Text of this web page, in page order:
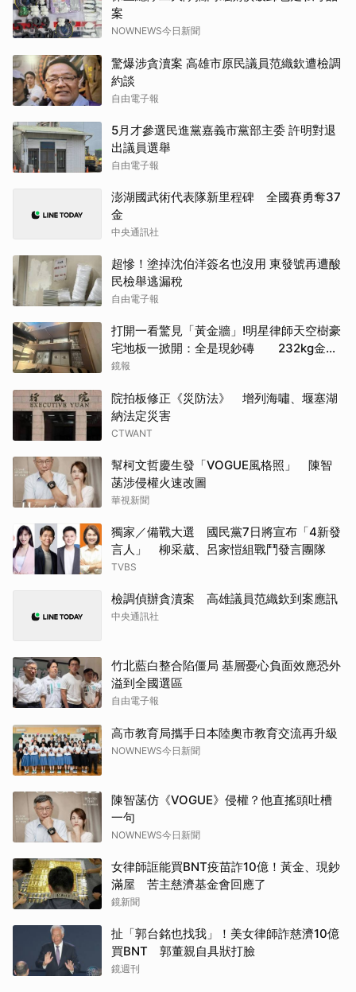
案
NOWNEWS今日新聞
驚爆涉貪瀆案 高雄市原民議員范織欽遭檢調
約談
自由電子報
5月才參選民進黨嘉義市黨部主委 許明對退
出議員選舉
自由電子報
澎湖國武術代表隊新里程碑 全國賽勇奪37
金
中央通訊社
超慘！塗掉沈伯洋簽名也沒用 東發號再遭酸
民檢舉逃漏稅
自由電子報
打開一看驚見「黃金牆」!明星律師天空樹豪
宅地板一掀開：全是現鈔磚 232kg金山
震撼影像曝
鏡報
院拍板修正《災防法》 增列海嘯、堰塞湖
納法定災害
CTWANT
幫柯文哲慶生發「VOGUE風格照」 陳智
菡涉侵權火速改圖
華視新聞
獨家／備戰大選 國民黨7日將宣布「4新發
言人」 柳采葳、呂家愷組戰鬥發言團隊
TVBS
檢調偵辦貪瀆案 高雄議員范織欽到案應訊
中央通訊社
竹北藍白整合陷僵局 基層憂心負面效應恐外
溢到全國選區
自由電子報
高市教育局攜手日本陸奧市教育交流再升級
NOWNEWS今日新聞
陳智菡仿《VOGUE》侵權？他直搖頭吐槽
一句
NOWNEWS今日新聞
女律師誆能買BNT疫苗詐10億！黃金、現鈔
滿屋 苦主慈濟基金會回應了
鏡新聞
扯「郭台銘也找我」！美女律師詐慈濟10億
買BNT 郭董親自具狀打臉
鏡週刊